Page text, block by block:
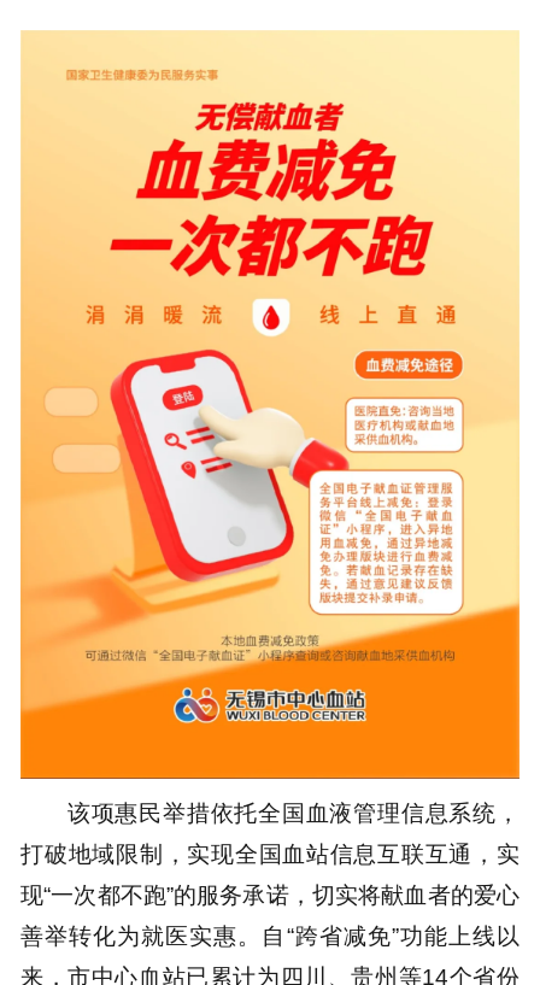
该项惠民举措依托全国血液管理信息系统，
打破地域限制，实现全国血站信息互联互通，实
现“一次都不跑”的服务承诺，切实将献血者的爱心
善举转化为就医实惠。自“跨省减免”功能上线以
来，市中心血站已累计为四川、贵州等14个省份